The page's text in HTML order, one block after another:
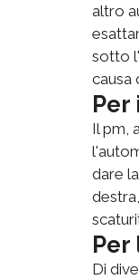
altro
sotto
causa
Il pm,
dare
Di